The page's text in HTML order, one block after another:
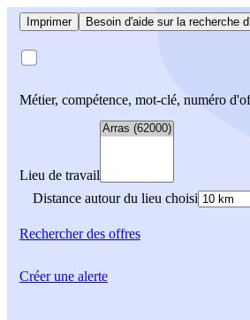
Imprimer Besoin d'aide sur la recherche
Métier, compétence, mot-clé, numéro
Lieu de travail
Distance autour du lieu choisi
Rechercherdes offres
Créer une alerte